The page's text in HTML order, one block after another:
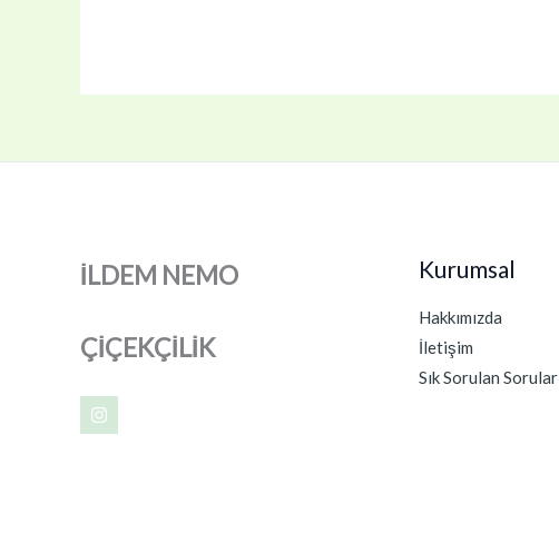
İLDEM NEMO
ÇİÇEKÇİLİK
Kurumsal
Hakkımızda
İletişim
Sık Sorulan Sorular